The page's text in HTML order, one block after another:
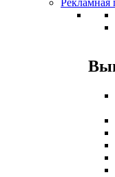
Рекламная